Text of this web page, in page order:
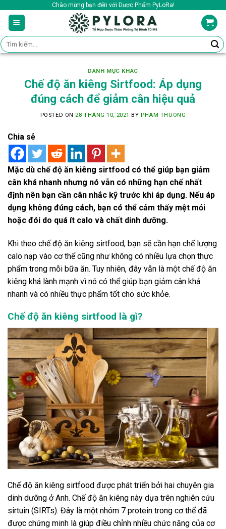
content
Chào mừng bạn đến với Dược Phẩm PyLoRa!
Tìm
kiếm:
DANH MỤC KHÁC
Chế độ ăn kiêng Sirtfood: Áp dụng
đúng cách để giảm cân hiệu quả
POSTED ON 28 THÁNG 10, 2021 BYPHAM THUONG
Chia sẻ
Mặc dù chế độ ăn kiêng sirtfood có thể giúp bạn giảm
cân khá nhanh nhưng nó vẫn có những hạn chế nhất
định nên bạn cần cân nhắc kỹ trước khi áp dụng. Nếu áp
dụng không đúng cách, bạn có thể cảm thấy mệt mỏi
hoặc đói do quá ít calo và chất dinh dưỡng.
Khi theo chế độ ăn kiêng sirtfood, bạn sẽ cần hạn chế lượng
calo nạp vào cơ thể cũng như không có nhiều lựa chọn thực
phẩm trong mỗi bữa ăn. Tuy nhiên, đây vẫn là một chế độ ăn
kiêng khá lành mạnh vì nó có thể giúp bạn giảm cân khá
nhanh và có nhiều thực phẩm tốt cho sức khỏe.
Chế độ ăn kiêng sirtfood là gì?
Chế độ ăn kiêng sirtfood được phát triển bởi hai chuyên gia
dinh dưỡng ở Anh. Chế độ ăn kiêng này dựa trên nghiên cứu
sirtuin (SIRTs). Đây là một nhóm 7 protein trong cơ thể đã
được chứng minh là giúp điều chỉnh nhiều chức năng của cơ